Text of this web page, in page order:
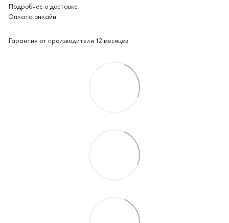
Подробнее о доставке
Оплата онлайн
Гарантия от производителя 12 месяцев